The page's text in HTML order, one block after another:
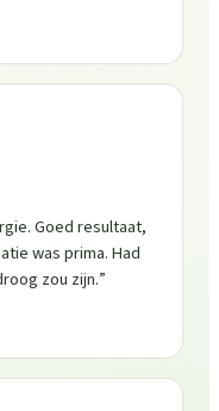
Goed resultaat,
was prima. Had
zou zijn.”